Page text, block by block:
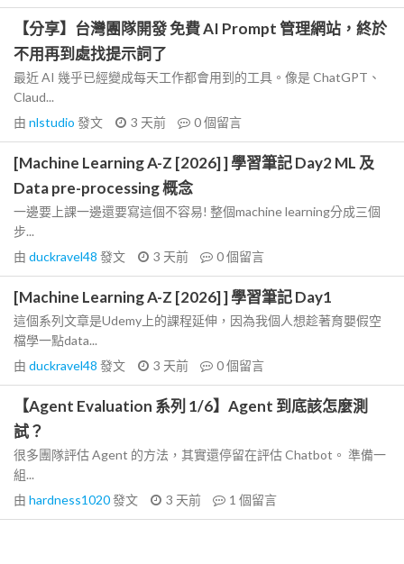
【分享】台灣團隊開發 免費 AI Prompt 管理網站，終於
不用再到處找提示詞了
最近 AI 幾乎已經變成每天工作都會用到的工具。像是 ChatGPT、
Claud...
由 nlstudio 發文 3 天前 0個留言
[Machine Learning A-Z [2026] ] 學習筆記 Day2 ML 及
Data pre-processing 概念
一邊要上課一邊還要寫這個不容易! 整個machine learning分成三個
步...
由 duckravel48 發文 3 天前 0個留言
[Machine Learning A-Z [2026] ] 學習筆記 Day1
這個系列文章是Udemy上的課程延伸，因為我個人想趁著育嬰假空
檔學一點data...
由 duckravel48 發文 3 天前 0個留言
【Agent Evaluation 系列 1/6】Agent 到底該怎麼測
試？
很多團隊評估 Agent 的方法，其實還停留在評估 Chatbot。 準備一
組...
由 hardness1020發文 3 天前 1 個留言